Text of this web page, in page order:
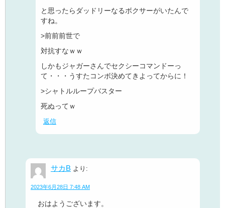
と思ったらダッドリーなるボクサーがいたんで
すね。
>前前前世で
対抗すなｗｗ
しかもジャガーさんでセクシーコマンドーっ
て・・・うすたコンボ決めてきよってからに！
>シャトルループバスター
死ぬってｗ
返信
サカB より:
2023年6月28日 7:48 AM
おはようございます。